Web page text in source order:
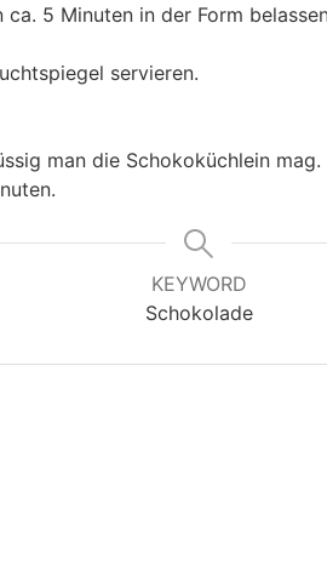
ca. 5 Minuten in der Form
servieren.
man die Schokoküchlein
KEYWORD
Schokolade